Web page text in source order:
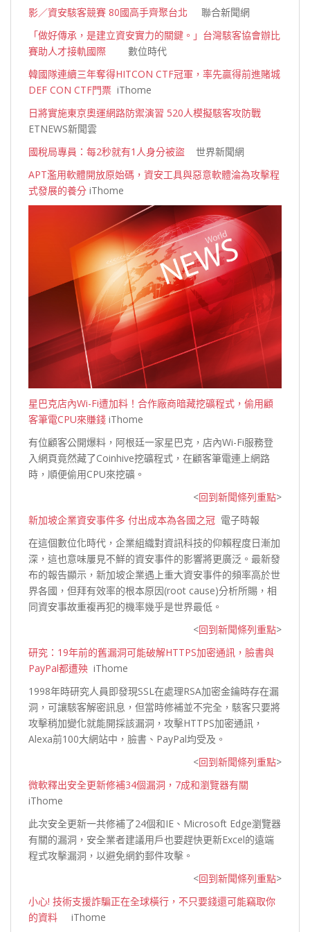
影／資安駭客競賽 80國高手齊聚台北 聯合新聞網
「做好傳承，是建立資安實力的關鍵。」台灣駭客協會辦比
賽助人才接軌國際 數位時代
韓國隊連續三年奪得HITCON CTF冠軍，率先贏得前進賭城
DEF CON CTF門票 iThome
日將實施東京奧運網路防禦演習 520人模擬駭客攻防戰
ETNEWS新聞雲
國稅局專員：每2秒就有1人身分被盜 世界新聞網
APT濫用軟體開放原始碼，資安工具與惡意軟體淪為攻擊程
式發展的養分 iThome
星巴克店內Wi-Fi遭加料！合作廠商暗藏挖礦程式，偷用顧
客筆電CPU來賺錢 iThome
有位顧客公開爆料，阿根廷一家星巴克，店內Wi-Fi服務登
入網頁竟然藏了Coinhive挖礦程式，在顧客筆電連上網路
時，順便偷用CPU來挖礦。
<回到新聞條列重點>
新加坡企業資安事件多 付出成本為各國之冠 電子時報
在這個數位化時代，企業組織對資訊科技的仰賴程度日漸加
深，這也意味屢見不鮮的資安事件的影響將更廣泛。最新發
布的報告顯示，新加坡企業遇上重大資安事件的頻率高於世
界各國，但拜有效率的根本原因(root cause)分析所賜，相
同資安事故重複再犯的機率幾乎是世界最低。
<回到新聞條列重點>
研究：19年前的舊漏洞可能破解HTTPS加密通訊，臉書與
PayPal都遭殃 iThome
1998年時研究人員即發現SSL在處理RSA加密金鑰時存在漏
洞，可讓駭客解密訊息，但當時修補並不完全，駭客只要將
攻擊稍加變化就能開採該漏洞，攻擊HTTPS加密通訊，
Alexa前100大網站中，臉書、PayPal均受及。
<回到新聞條列重點>
微軟釋出安全更新修補34個漏洞，7成和瀏覽器有關
iThome
此次安全更新一共修補了24個和IE、Microsoft Edge瀏覽器
有關的漏洞，安全業者建議用戶也要趕快更新Excel的遠端
程式攻擊漏洞，以避免網釣郵件攻擊。
<回到新聞條列重點>
小心! 技術支援詐騙正在全球橫行，不只要錢還可能竊取你
的資料 iThome